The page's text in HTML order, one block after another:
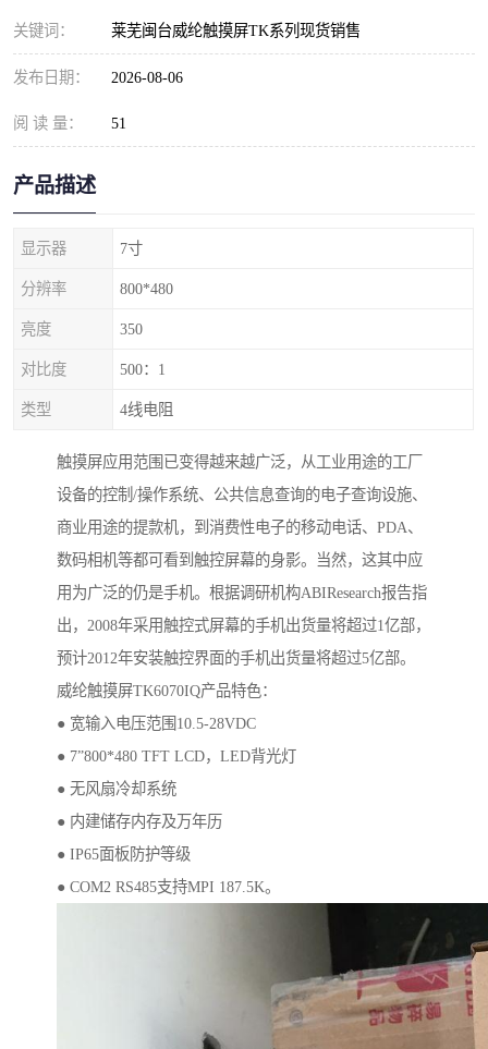
关键词： 莱芜闽台威纶触摸屏TK系列现货销售
发布日期： 2026-08-06
阅 读 量： 51
产品描述
显示器 7寸
分辨率 800*480
亮度 350
对比度 500：1
类型 4线电阻
触摸屏应用范围已变得越来越广泛，从工业用途的工厂
设备的控制/操作系统、公共信息查询的电子查询设施、
商业用途的提款机，到消费性电子的移动电话、PDA、
数码相机等都可看到触控屏幕的身影。当然，这其中应
用为广泛的仍是手机。根据调研机构ABIResearch报告指
出，2008年采用触控式屏幕的手机出货量将超过1亿部，
预计2012年安装触控界面的手机出货量将超过5亿部。
威纶触摸屏TK6070IQ产品特色：
● 宽输入电压范围10.5-28VDC
● 7”800*480 TFT LCD，LED背光灯
● 无风扇冷却系统
● 内建储存内存及万年历
● IP65面板防护等级
● COM2 RS485支持MPI 187.5K。